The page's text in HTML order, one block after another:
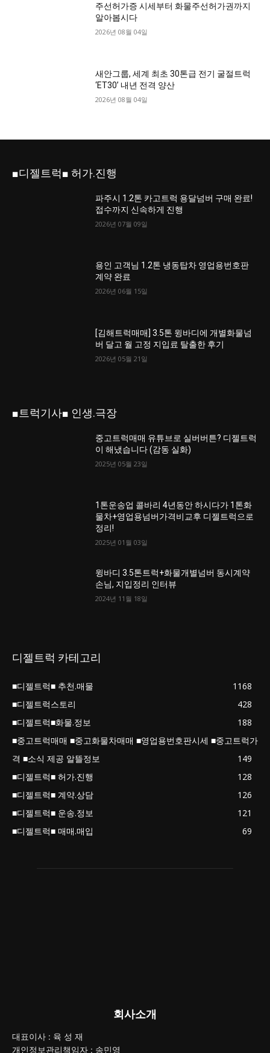
주선허가증 시세부터 화물주선허가권까지
알아봅시다
2026년 08월 04일
새안그룹, 세계 최초 30톤급 전기 굴절트럭
‘ET30’ 내년 전격 양산
2026년 08월 04일
■디젤트럭■ 허가.진행
파주시 1.2톤 카고트럭 용달넘버 구매 완료!
접수까지 신속하게 진행
2026년 07월 09일
용인 고객님 1.2톤 냉동탑차 영업용번호판
계약 완료
2026년 06월 15일
[김해트럭매매] 3.5톤 윙바디에 개별화물넘
버 달고 월 고정 지입료 탈출한 후기
2026년 05월 21일
■트럭기사■ 인생.극장
중고트럭매매 유튜브로 실버버튼? 디젤트럭
이 해냈습니다 (감동 실화)
2025년 05월 23일
1톤운송업 콜바리 4년동안 하시다가 1톤화
물차+영업용넘버가격비교후 디젤트럭으로
정리!
2025년 01월 03일
윙바디 3.5톤트럭+화물개별넘버 동시계약
손님, 지입정리 인터뷰
2024년 11월 18일
디젤트럭 카테고리
■디젤트럭■ 추천.매물
1168
■디젤트럭스토리
428
■디젤트럭■화물.정보
188
■중고트럭매매 ■중고화물차매매 ■영업용번호판시세 ■중고트럭가
격 ■소식 제공 알뜰정보
149
■디젤트럭■ 허가.진행
128
■디젤트럭■ 계약.상담
126
■디젤트럭■ 운송.정보
121
■디젤트럭■ 매매.매입
69
회사소개
대표이사 : 육 성 재
개인정보관리책임자 : 송민영